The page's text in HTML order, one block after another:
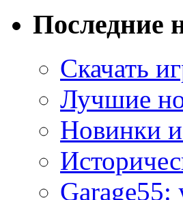
Последние
Скачать
Лучшие
Новинки
Garage55: